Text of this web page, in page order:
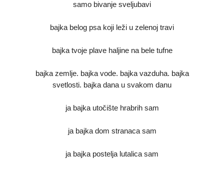
samo bivanje sveljubavi
bajka belog psa koji leži u zelenoj travi
bajka tvoje plave haljine na bele tufne
bajka zemlje. bajka vode. bajka vazduha. bajka
svetlosti. bajka dana u svakom danu
ja bajka utočište hrabrih sam
ja bajka dom stranaca sam
ja bajka postelja lutalica sam